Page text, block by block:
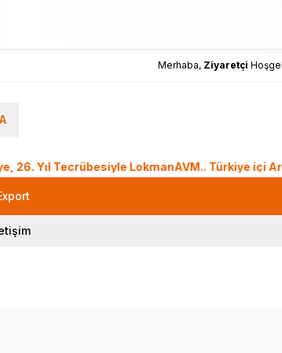
Merhaba, Ziyaretçi
Tecrübesiyle LokmanAVM.. Türkiye içi